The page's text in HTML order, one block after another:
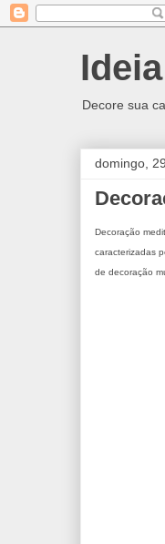
Decore sua
domingo,
Decoração
caracterizadas
de decoração